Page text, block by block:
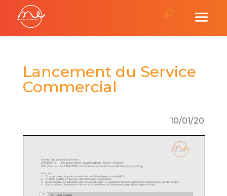
Lancement du Service
Commercial
10/01/20